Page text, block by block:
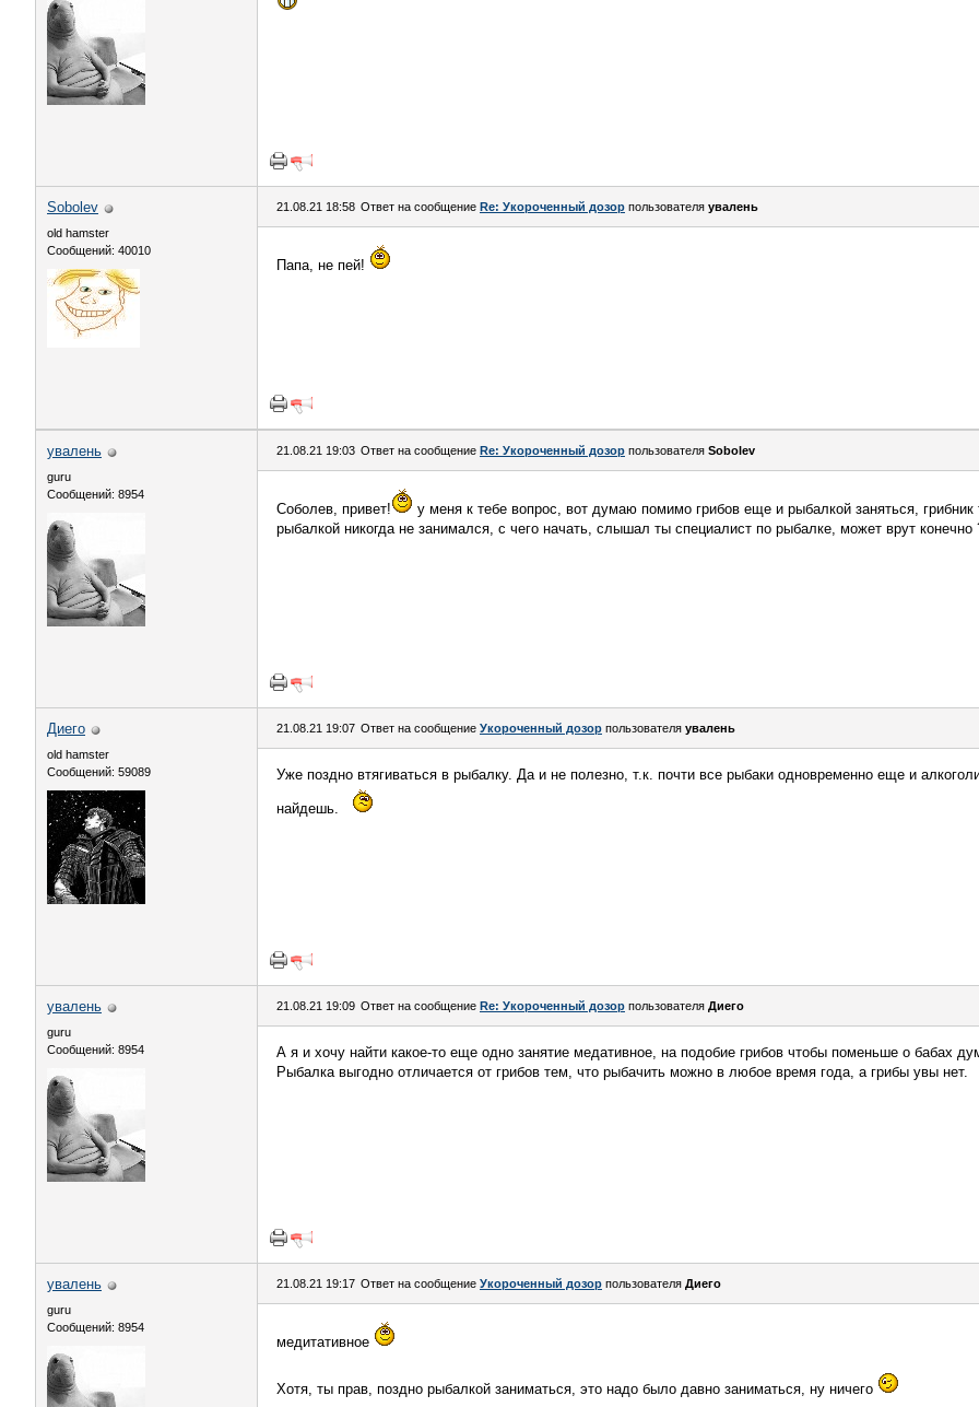
Sobolev
old hamster
Сообщений: 40010
21.08.21 18:58 Ответ на сообщение Re: Укороченный дозор пользователя увалень
Папа, не пей!
увалень
guru
Сообщений: 8954
21.08.21 19:03 Ответ на сообщение Re: Укороченный дозор пользователя Sobolev
Соболев, привет!
у меня к тебе вопрос, вот думаю помимо грибов еще и рыбалкой заняться, грибник
рыбалкой никогда не занимался, с чего начать, слышал ты специалист по рыбалке, может врут конечно
Диего
old hamster
Сообщений: 59089
21.08.21 19:07 Ответ на сообщение Укороченный дозор пользователя увалень
Уже поздно втягиваться в рыбалку. Да и не полезно, т.к. почти все рыбаки одновременно еще и
найдешь.
увалень
guru
Сообщений: 8954
21.08.21 19:09 Ответ на сообщение Re: Укороченный дозор пользователя Диего
А я и хочу найти какое-то еще одно занятие медативное, на подобие грибов чтобы поменьше о бабах
Рыбалка выгодно отличается от грибов тем, что рыбачить можно в любое время года, а грибы увы нет.
увалень
guru
Сообщений: 8954
21.08.21 19:17 Ответ на сообщение Укороченный дозор пользователя Диего
медитативное
Хотя, ты прав, поздно рыбалкой заниматься, это надо было давно заниматься, ну ничего